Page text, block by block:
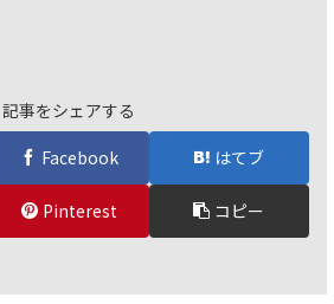
記事をシェアする
Facebook はてブ
Pinterest コピー